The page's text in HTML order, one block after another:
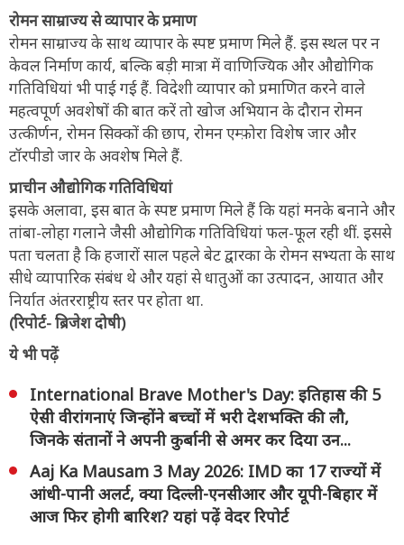
रोमन साम्राज्य से व्यापार के प्रमाण
रोमन साम्राज्य के साथ व्यापार के स्पष्ट प्रमाण मिले हैं. इस स्थल पर न
केवल निर्माण कार्य, बल्कि बड़ी मात्रा में वाणिज्यिक और औद्योगिक
गतिविधियां भी पाई गई हैं. विदेशी व्यापार को प्रमाणित करने वाले
महत्वपूर्ण अवशेषों की बात करें तो खोज अभियान के दौरान रोमन
उत्कीर्णन, रोमन सिक्कों की छाप, रोमन एम्फ़ोरा विशेष जार और
टॉरपीडो जार के अवशेष मिले हैं.
प्राचीन औद्योगिक गतिविधियां
इसके अलावा, इस बात के स्पष्ट प्रमाण मिले हैं कि यहां मनके बनाने और
तांबा-लोहा गलाने जैसी औद्योगिक गतिविधियां फल-फूल रही थीं. इससे
पता चलता है कि हजारों साल पहले बेट द्वारका के रोमन सभ्यता के साथ
सीधे व्यापारिक संबंध थे और यहां से धातुओं का उत्पादन, आयात और
निर्यात अंतरराष्ट्रीय स्तर पर होता था.
(रिपोर्ट- ब्रिजेश दोषी)
ये भी पढ़ें
International Brave Mother's Day: इतिहास की 5
ऐसी वीरांगनाएं जिन्होंने बच्चों में भरी देशभक्ति की लौ,
जिनके संतानों ने अपनी कुर्बानी से अमर कर दिया उन...
Aaj Ka Mausam 3 May 2026: IMD का 17 राज्यों में
आंधी-पानी अलर्ट, क्या दिल्ली-एनसीआर और यूपी-बिहार में
आज फिर होगी बारिश? यहां पढ़ें वेदर रिपोर्ट